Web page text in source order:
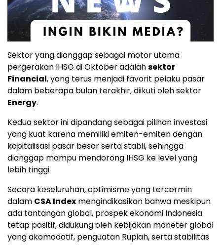
Sektor yang dianggap sebagai motor utama
pergerakan IHSG di Oktober adalahsektor
Financial, yang terus menjadi favorit pelaku pasar
dalam beberapa bulan terakhir, diikuti oleh sektor
Energy.
Kedua sektor ini dipandang sebagai pilihan investasi
yang kuat karena memiliki emiten-emiten dengan
kapitalisasi pasar besar serta stabil, sehingga
dianggap mampu mendorong IHSG ke level yang
lebih tinggi.
Secara keseluruhan, optimisme yang tercermin
dalam CSA Index mengindikasikan bahwa meskipun
ada tantangan global, prospek ekonomi Indonesia
tetap positif, didukung oleh kebijakan moneter global
yang akomodatif, penguatan Rupiah, serta stabilitas